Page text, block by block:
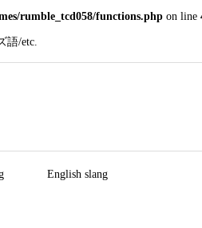
rumble_tcd058/functions.php on line
語/etc.
English slang